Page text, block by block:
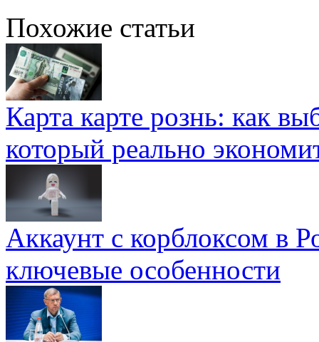
Похожие статьи
Карта карте рознь: как
который реально
Аккаунт с корблоксом в
ключевые особенности